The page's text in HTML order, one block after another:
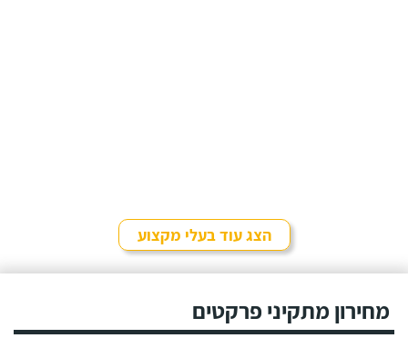
הצג עוד בעלי מקצוע
מחירון מתקיני פרקטים